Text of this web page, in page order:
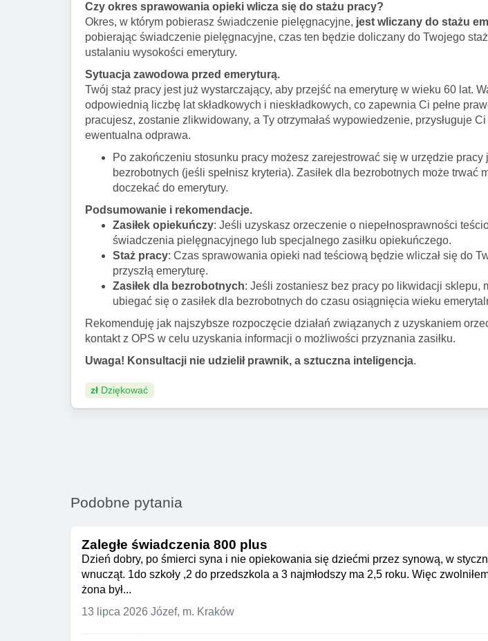
Czy okres sprawowania opieki wlicza się do stażu pracy?
Okres, w którym pobierasz świadczenie pielęgnacyjne, jest wliczany do stażu
pobierając świadczenie pielęgnacyjne, czas ten będzie doliczany do Twojego
ustalaniu wysokości emerytury.
Sytuacja zawodowa przed emeryturą.
Twój staż pracy jest już wystarczający, aby przejść na emeryturę w wieku 60 lat.
odpowiednią liczbę lat składkowych i nieskładkowych, co zapewnia Ci pełne
pracujesz, zostanie zlikwidowany, a Ty otrzymałaś wypowiedzenie, przysługuje
ewentualna odprawa.
Po zakończeniu stosunku pracy możesz zarejestrować się w urzędzie
bezrobotnych (jeśli spełnisz kryteria). Zasiłek dla bezrobotnych może trwać
doczekać do emerytury.
Podsumowanie i rekomendacje.
Zasiłek opiekuńczy: Jeśli uzyskasz orzeczenie o niepełnosprawności
świadczenia pielęgnacyjnego lub specjalnego zasiłku opiekuńczego.
Staż pracy: Czas sprawowania opieki nad teściową będzie wliczał się do
przyszłą emeryturę.
Zasiłek dla bezrobotnych: Jeśli zostaniesz bez pracy po likwidacji sklepu,
ubiegać się o zasiłek dla bezrobotnych do czasu osiągnięcia wieku
Rekomenduję jak najszybsze rozpoczęcie działań związanych z uzyskaniem
kontakt z OPS w celu uzyskania informacji o możliwości przyznania zasiłku.
Uwaga! Konsultacji nie udzielił prawnik, a sztuczna inteligencja.
zł Dziękować
Podobne pytania
Zaległe świadczenia 800 plus
Dzień dobry, po śmierci syna i nie opiekowania się dziećmi przez synową, w
wnucząt. 1do szkoły ,2 do przedszkola a 3 najmłodszy ma 2,5 roku. Więc
żona był...
13 lipca 2026 Józef, m. Kraków